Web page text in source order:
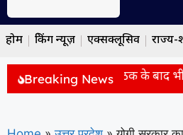
होम ब्रेकिंग न्यूज़ एक्सक्लूसिव राज्य-
Breaking News
विवाद: सरकार से बैठक के बाद भी